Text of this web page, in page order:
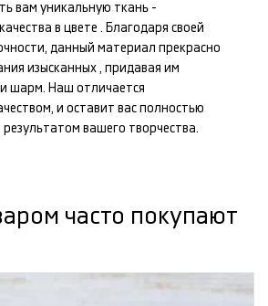
вам уникальную ткань -
в цвете . Благодаря своей
данный материал прекрасно
изысканных , придавая им
и шарм. Наш отличается
и оставит вас полностью
вашего творчества.
часто покупают